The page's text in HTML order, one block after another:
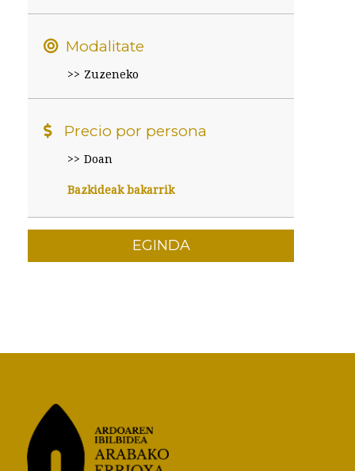
Modalitate
Zuzeneko
Precio por persona
Doan
Bazkideak bakarrik
EGINDA